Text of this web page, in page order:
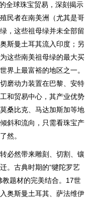
全球珠宝贸易，深刻揭示
民者在南美洲（尤其是哥
，这些祖母绿并未全部留
斯曼土耳其流入印度；另
这些南美祖母绿的最大买
界上最富裕的地区之一。
磨动力装置在巴黎、安特
和贸易中心，其产业优势
桑比克、马达加斯加等地
斜和流向，只需看珠宝产
然。
必然带来雕刻、切割、镶
。古典时期的“犍陀罗艺
教题材的完美结合。17世
奥斯曼土耳其、萨法维伊